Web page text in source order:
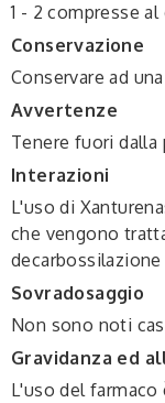
1 - 2 compresse al
Conservazione
Conservare ad
Avvertenze
Tenere fuori dalla
Interazioni
L'uso di
che vengono
Sovradosaggio
Non sono noti
Gravidanza ed
L'uso del